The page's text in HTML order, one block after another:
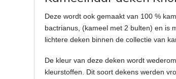
Deze wordt ook gemaakt van 100 %
bactrianus, (kameel met 2 bulten) en is
lichtere deken binnen de collectie van
De kleur van deze deken wordt
kleurstoffen. Dit soort dekens werden